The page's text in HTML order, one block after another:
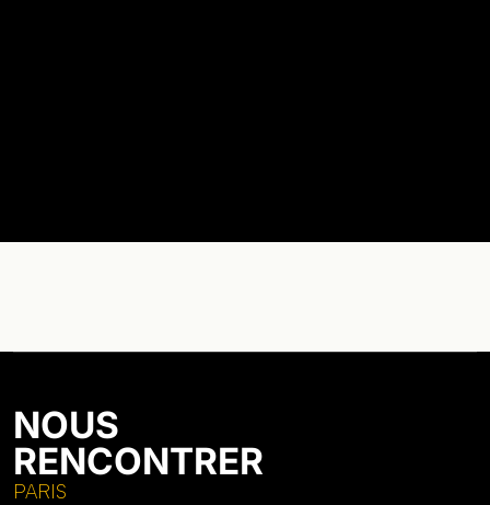
NOUS
RENCONTRER
PARIS